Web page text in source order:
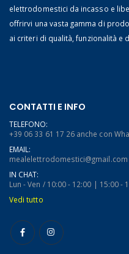
elettrodomestici da incasso e
offrirvi una vasta gamma di
ai criteri di qualità, funzionalità e
CONTATTI E INFO
TELEFONO:
+39 06 33 61 17 26 anche con
EMAIL:
mealelettrodomestici@gmail.com
IN CHAT:
Lun - Ven / 10:00 - 12:00 | 15:00 -
Vedi tutto